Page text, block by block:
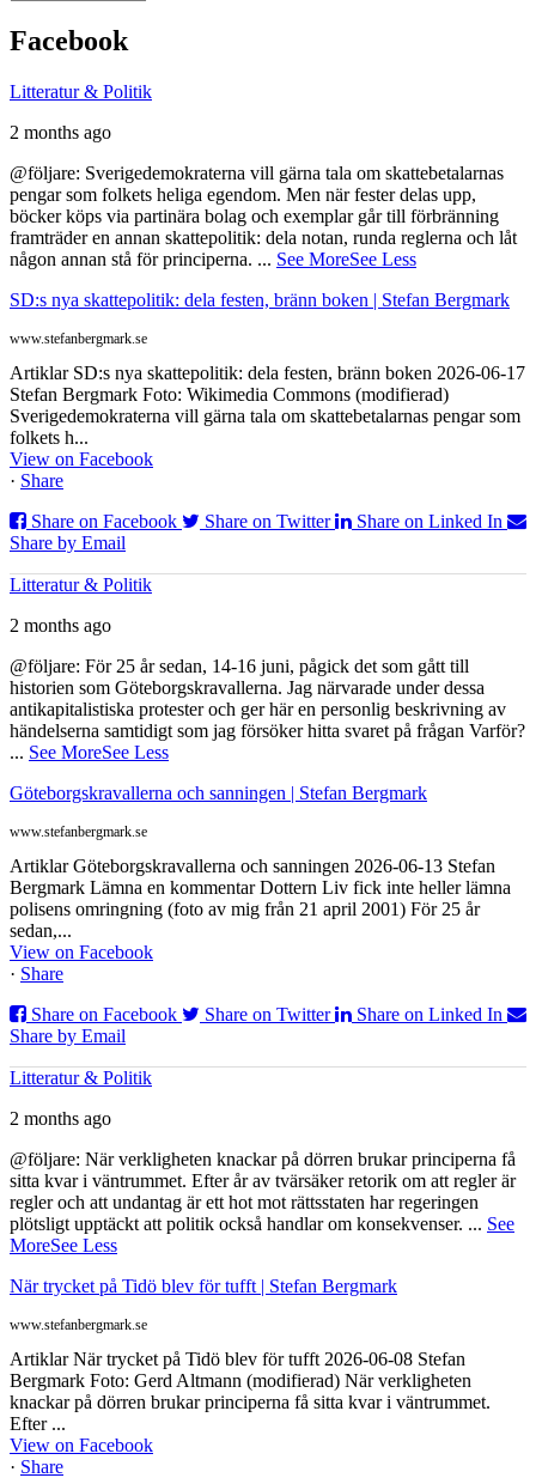
Facebook
Litteratur & Politik
2 months ago
@följare: Sverigedemokraterna vill gärna tala om skattebetalarnas
pengar som folkets heliga egendom. Men när fester delas upp,
böcker köps via partinära bolag och exemplar går till förbränning
framträder en annan skattepolitik: dela notan, runda reglerna och låt
någon annan stå för principerna. ... See MoreSee Less
SD:s nya skattepolitik: dela festen, bränn boken | Stefan Bergmark
www.stefanbergmark.se
Artiklar SD:s nya skattepolitik: dela festen, bränn boken 2026-06-17
Stefan Bergmark Foto: Wikimedia Commons (modifierad)
Sverigedemokraterna vill gärna tala om skattebetalarnas pengar som
folkets h...
View on Facebook
· Share
Share on Facebook
Share on Twitter
Share on Linked In
Share by Email
Litteratur & Politik
2 months ago
@följare: För 25 år sedan, 14-16 juni, pågick det som gått till
historien som Göteborgskravallerna. Jag närvarade under dessa
antikapitalistiska protester och ger här en personlig beskrivning av
händelserna samtidigt som jag försöker hitta svaret på frågan Varför?
... See MoreSee Less
Göteborgskravallerna och sanningen | Stefan Bergmark
www.stefanbergmark.se
Artiklar Göteborgskravallerna och sanningen 2026-06-13 Stefan
Bergmark Lämna en kommentar Dottern Liv fick inte heller lämna
polisens omringning (foto av mig från 21 april 2001) För 25 år
sedan,...
View on Facebook
· Share
Share on Facebook
Share on Twitter
Share on Linked In
Share by Email
Litteratur & Politik
2 months ago
@följare: När verkligheten knackar på dörren brukar principerna få
sitta kvar i väntrummet. Efter år av tvärsäker retorik om att regler är
regler och att undantag är ett hot mot rättsstaten har regeringen
plötsligt upptäckt att politik också handlar om konsekvenser. ... See
MoreSee Less
När trycket på Tidö blev för tufft | Stefan Bergmark
www.stefanbergmark.se
Artiklar När trycket på Tidö blev för tufft 2026-06-08 Stefan
Bergmark Foto: Gerd Altmann (modifierad) När verkligheten
knackar på dörren brukar principerna få sitta kvar i väntrummet.
Efter ...
View on Facebook
· Share